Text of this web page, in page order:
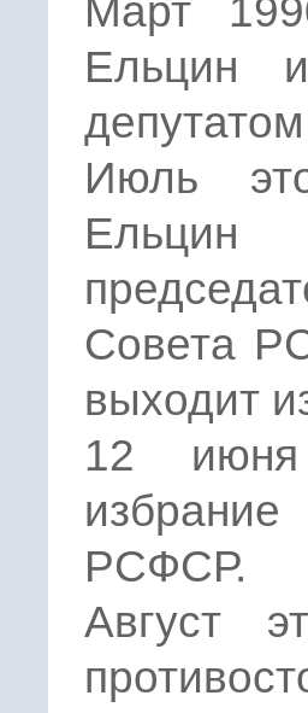
Март
Ельцин
Июль
Совета
выходит
12
РСФСР.
Август